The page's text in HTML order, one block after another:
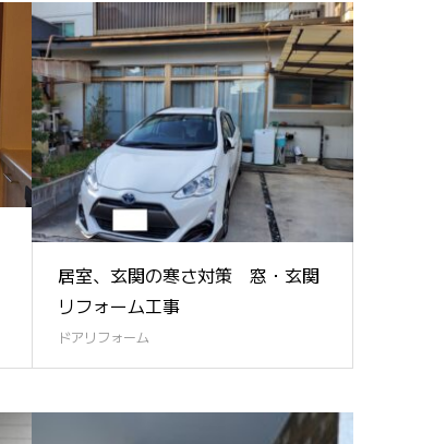
居室、玄関の寒さ対策 窓・玄関
リフォーム工事
ドアリフォーム